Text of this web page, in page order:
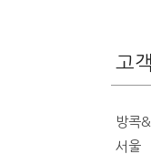
고
방콕
서울